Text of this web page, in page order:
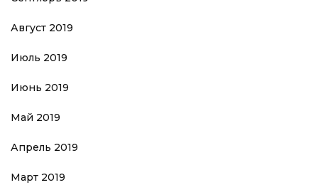
Август 2019
Июль 2019
Июнь 2019
Май 2019
Апрель 2019
Март 2019